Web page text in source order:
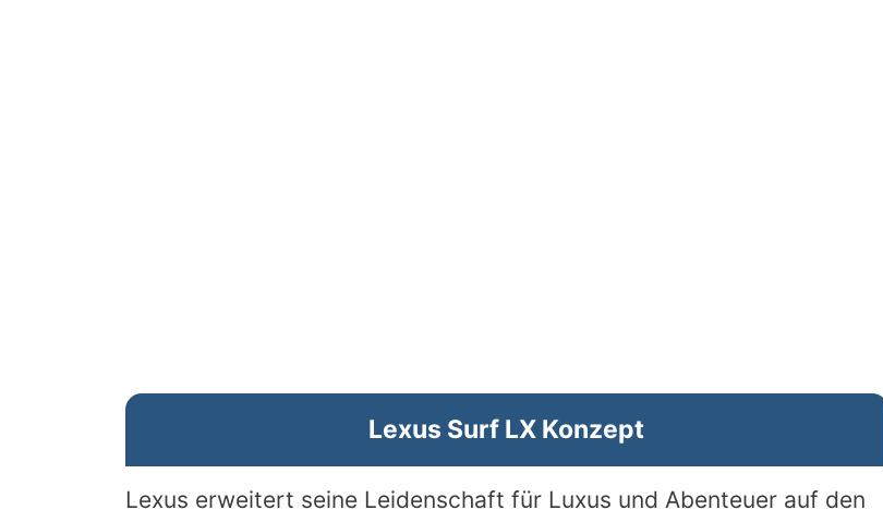
Lexus Surf LX Konzept
Lexus erweitert seine Leidenschaft für Luxus und Abenteuer auf den